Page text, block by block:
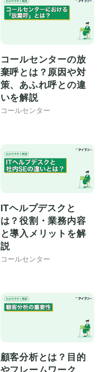
コールセンターの放
棄呼とは？原因や対
策、あふれ呼との違
いを解説
コールセンター
ITヘルプデスクと
は？役割・業務内容
と導入メリットを解
説
コールセンター
顧客分析とは？目的
やフレームワーク、